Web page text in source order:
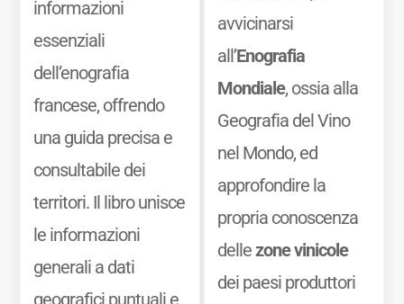
informazioni
essenziali
dell’enografia
francese, offrendo
una guida precisa e
consultabile dei
territori. Il libro unisce
le informazioni
generali a dati
avvicinarsi
all’Enografia
Mondiale, ossia alla
Geografia del Vino
nel Mondo, ed
approfondire la
propria conoscenza
dellezone vinicole
dei paesi produttori